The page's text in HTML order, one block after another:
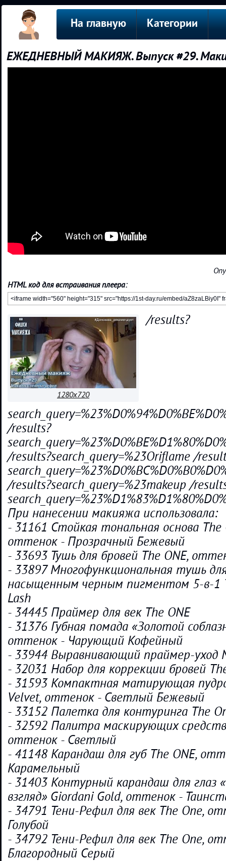
На главную Категории
ЕЖЕДНЕВНЫЙ МАКИЯЖ. Выпуск #29.
HTML код для встраивания плеера:
1280x720
/results?
/results?
/results?search_query=%23Oriflame /
/results?search_query=%23makeup /
При нанесении макияжа использовала:
- 31161 Стойкая тональная основа The
оттенок - Прозрачный Бежевый
- 33693 Тушь для бровей The ONE,
- 33897 Многофункциональная тушь
насыщенным черным пигментом 5-в-1
Lash
- 34445 Праймер для век The ONE
- 31376 Губная помада «Золотой
оттенок - Чарующий Кофейный
- 33944 Выравнивающий праймер-уход
- 32031 Набор для коррекции бровей
- 31593 Компактная матирующая
Velvet, оттенок - Светлый Бежевый
- 33152 Палетка для контуринга The
- 32592 Палитра маскирующих средств
оттенок - Светлый
- 41148 Карандаш для губ The ONE,
Карамельный
- 31403 Контурный карандаш для глаз
взгляд» Giordani Gold, оттенок -
- 34791 Тени-Рефил для век The One,
Голубой
- 34792 Тени-Рефил для век The One,
Благородный Серый